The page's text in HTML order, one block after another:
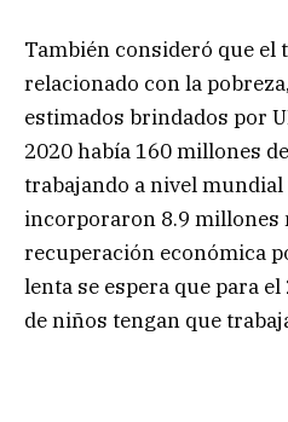
También consideró que el
relacionado con la
estimados brindados por
2020 había 160 millones
trabajando a nivel mundial
incorporaron 8.9 millones
recuperación económica
lenta se espera que para
de niños tengan que